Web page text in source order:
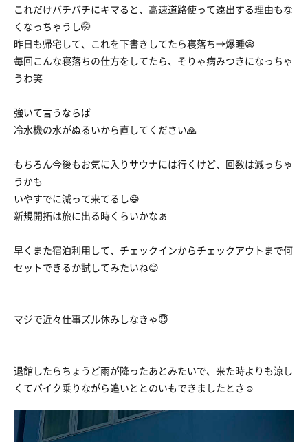
これだけバチバチにキマると、高速道路使って遠出する理由もな
くなっちゃうし🤭
昨日も帰宅して、これを下書きしてたら寝落ち→爆睡😪
毎回こんな寝落ちの仕方をしてたら、そりゃ病みつきになっちゃ
うわ笑
強いて言うならば
冷水機の水がぬるいから直してください🙏
もちろん今後もお気に入りサウナには行くけど、回数は減っちゃ
うかも
いやすでに減って来てるし😅
新規開拓は旅に出る時くらいかなぁ
早くまた宿泊利用して、チェックインからチェックアウトまで何
セットできるか試してみたいね😊
マジで近々仕事ズル休みしなきゃ😇
退館したらちょうど雨が降ったあとみたいで、来た時よりも涼し
くてバイク乗りながら追いととのいもできましたとさ☺️